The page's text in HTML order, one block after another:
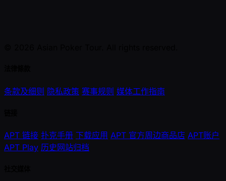
条款及细则 隐私政策 赛事规则 媒体工作指南
APT 链接 扑克手册 下载应用 APT 官方周边商品店 APT账户
APT Play 历史网站归档